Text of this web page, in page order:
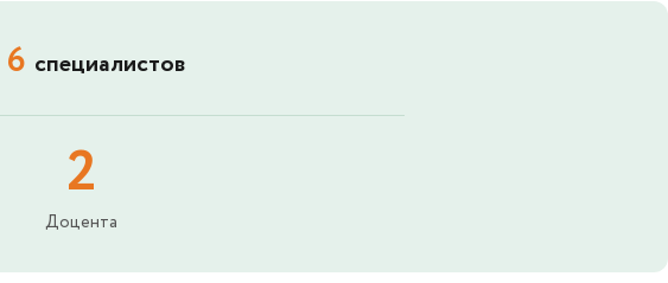
6 специалистов
2
Доцента